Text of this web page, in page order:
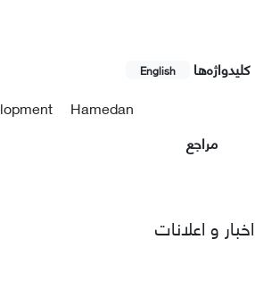
کلیدواژه‌ها English
Hamedan
مراجع
اخبار و اعلانات